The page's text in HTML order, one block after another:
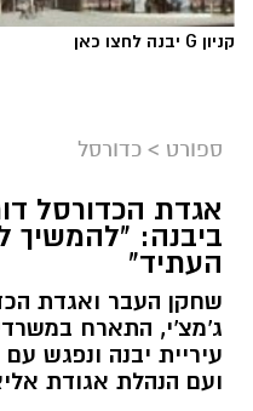
קניון G יבנה לחצו כאן
ספורט > כדורסל
אגדת הכדורסל
ביבנה: "להמשיך
העתיד"
שחקן העבר ואגדת
ג'מצ'י, התארח
עיריית יבנה ונפגש
ועם הנהלת אגודת